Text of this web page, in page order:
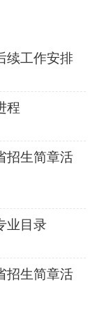
续工作安排
程
招生简章活
业目录
招生简章活